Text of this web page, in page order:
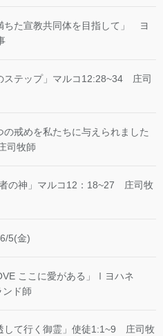
た宣教共同体を目指して」 ヨ
ステップ」マルコ12:28~34 庄司
戒めを私たちに与えられました
司牧師
の神」マルコ12：18~27 庄司牧
5(金)
ここに愛がある」Ⅰヨハネ
ド師
して行く御霊」使徒1:1~9 庄司牧